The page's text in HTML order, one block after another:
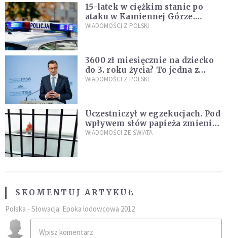
15-latek w ciężkim stanie po
ataku w Kamiennej Górze.
Policja zatrzymała dwóch
WIADOMOŚCI Z POLSKI
3600 zł miesięcznie na dziecko
do 3. roku życia? To jedna z
propozycji programu "Rozwój
WIADOMOŚCI Z POLSKI
Uczestniczył w egzekucjach. Pod
wpływem słów papieża zmienił
zdanie
WIADOMOŚCI ZE ŚWIATA
SKOMENTUJ ARTYKUŁ
Polska - Słowacja: Epoka lodowcowa 2012